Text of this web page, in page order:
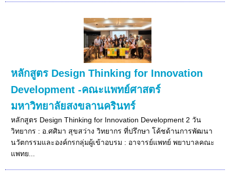
หลักสูตร Design Thinking for Innovation
Development -คณะแพทย์ศาสตร์
มหาวิทยาลัยสงขลานครินทร์
หลักสูตร Design Thinking for Innovation Development 2 วัน
วิทยากร : อ.ศศิมา สุขสว่าง วิทยากร ที่ปรึกษา โค้ชด้านการพัฒนา
นวัตกรรมและองค์กรกลุ่มผู้เข้าอบรม : อาจารย์แพทย์ พยาบาลคณะ
แพทย...